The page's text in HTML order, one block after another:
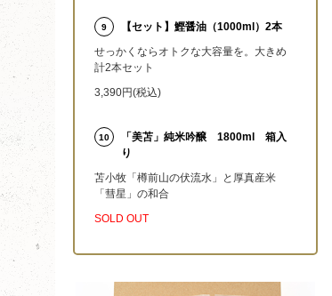
9
【セット】鰹醤油（1000ml）2本
せっかくならオトクな大容量を。大きめ
計2本セット
3,390円(税込)
10
「美苫」純米吟醸 1800ml 箱入
り
苫小牧「樽前山の伏流水」と厚真産米
「彗星」の和合
SOLD OUT